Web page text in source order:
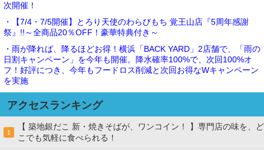
次開催！
・【7/4・7/5開催】とろり天使のわらびもち 覚王山店『5周年感謝
祭』!!～全商品20％OFF！豪華特典付き～
・雨が降れば、降るほどお得！横浜「BACK YARD」2店舗で、「雨の
日割キャンペーン」を今年も開催。降水確率100%で、次回100%オ
フ！好評につき、今年もフードロス削減と次回お得なWキャンペーン
を実施
アクセスランキング
1
【 築地銀だこ 新・焼きそばが、ワンコイン！ 】専門店の味を、ど
こでも気軽に食べられる！